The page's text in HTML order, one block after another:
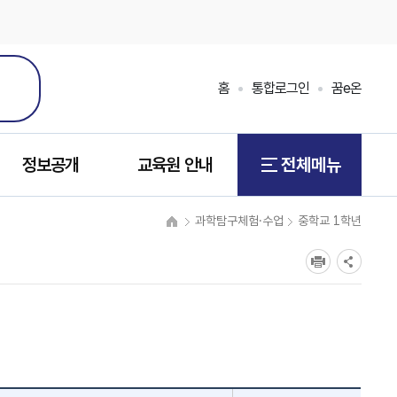
홈 통합로그인 꿈e온
정보공개 교육원 안내 전체메뉴
과학탐구체험·수업 중학교 1학년